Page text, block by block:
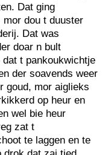
Dat ging
mor dou t duuster
Dat was
doar n bult
t pankoukwichtje
der soavends weer
goud, mor aiglieks
op heur en
wel bie heur
zat t
te laggen en te